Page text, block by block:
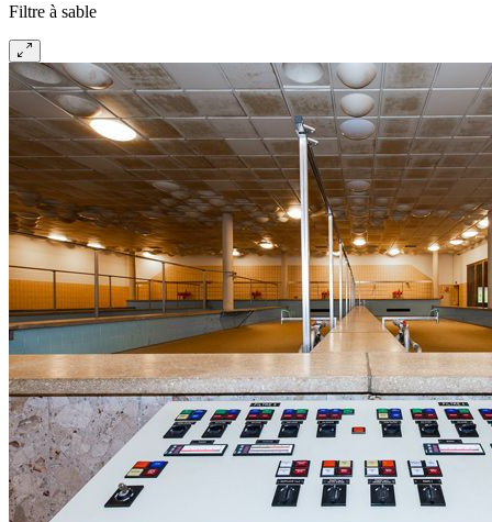
Filtre à sable